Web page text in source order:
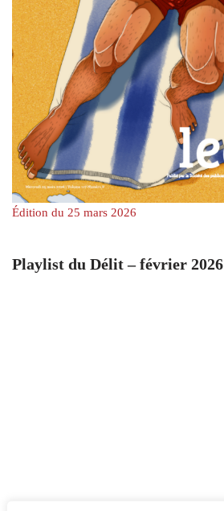
Édition du 25 mars 2026
Playlist du Délit – février 2026